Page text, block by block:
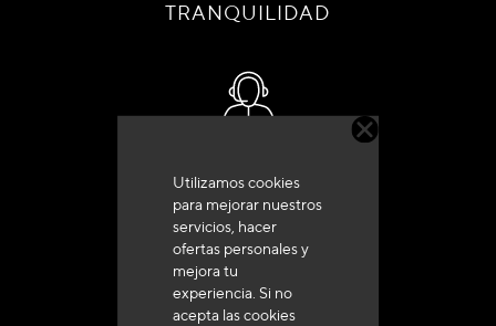
Utilizamos cookies
para mejorar nuestros
servicios, hacer
ofertas personales y
mejora tu
experiencia. Si no
acepta las cookies
TRANQUILIDAD
+33 (0)4 79 72 62 22 Pulse 1